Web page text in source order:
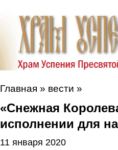
Главная » вести »
«Снежная
исполнении для
11 января 2020